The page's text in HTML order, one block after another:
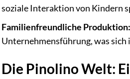
soziale Interaktion von Kindern
Familienfreundliche Produktion:
Unternehmensführung, was
Die Pinolino Welt: